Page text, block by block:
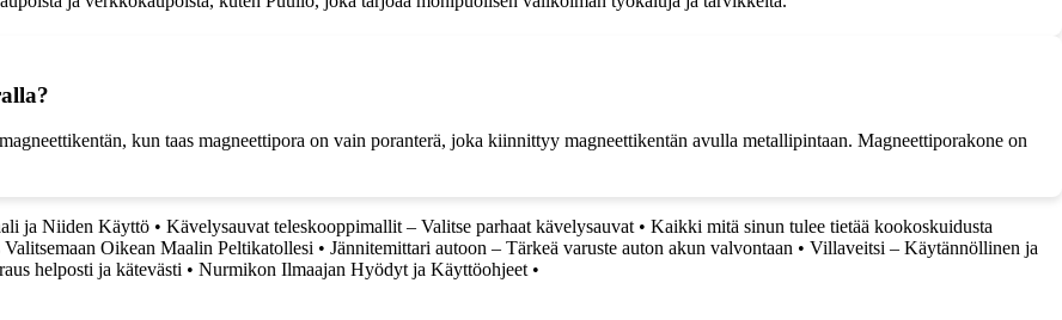
kun taas magneettipora on vain poranterä, joka kiinnittyy magneettikentän avulla metallipintaan. Magneettiporakone on
ja Niiden Käyttö • Kävelysauvat teleskooppimallit – Valitse parhaat kävelysauvat • Kaikki mitä sinun tulee tietää kookoskuidusta
Oikean Maalin Peltikatollesi • Jännitemittari autoon – Tärkeä varuste auton akun valvontaan • Villaveitsi – Käytännöllinen ja
helposti ja kätevästi • Nurmikon Ilmaajan Hyödyt ja Käyttöohjeet •